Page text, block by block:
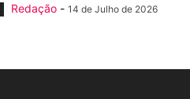
Redação - 14 de Julho de 2026